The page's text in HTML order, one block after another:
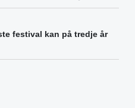
festival kan på tredje år